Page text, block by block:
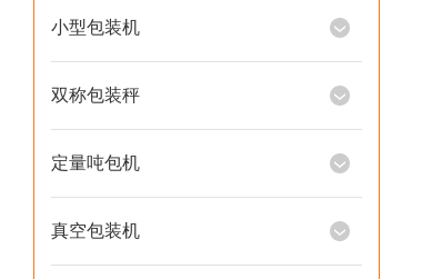
小型包装机
双称包装秤
定量吨包机
真空包装机